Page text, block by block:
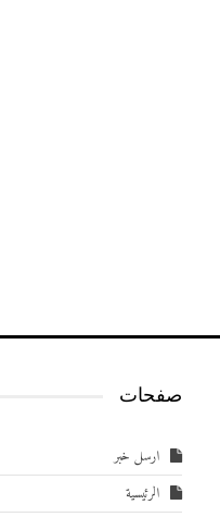
صفحات
ارسل خبر
الرئيسية